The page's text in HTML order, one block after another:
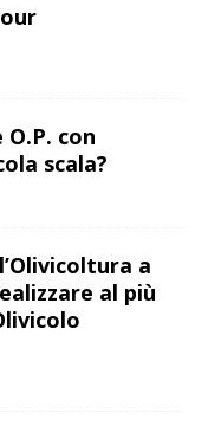
con
scala?
a
al più